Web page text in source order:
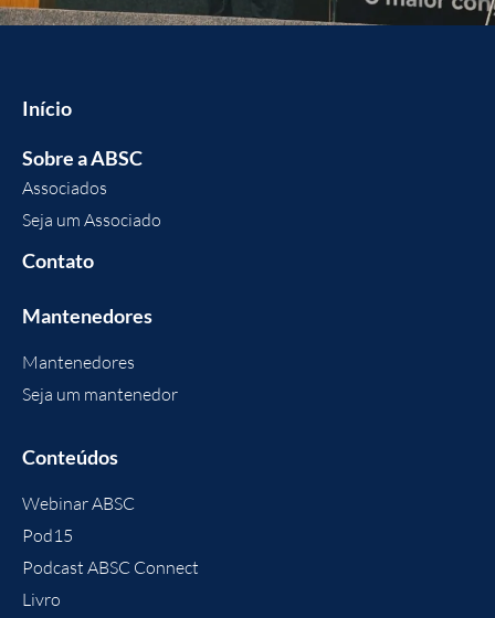
Início
Sobre a ABSC
Associados
Seja um Associado
Contato
Mantenedores
Mantenedores
Seja um mantenedor
Conteúdos
Webinar ABSC
Pod15
Podcast ABSC Connect
Livro